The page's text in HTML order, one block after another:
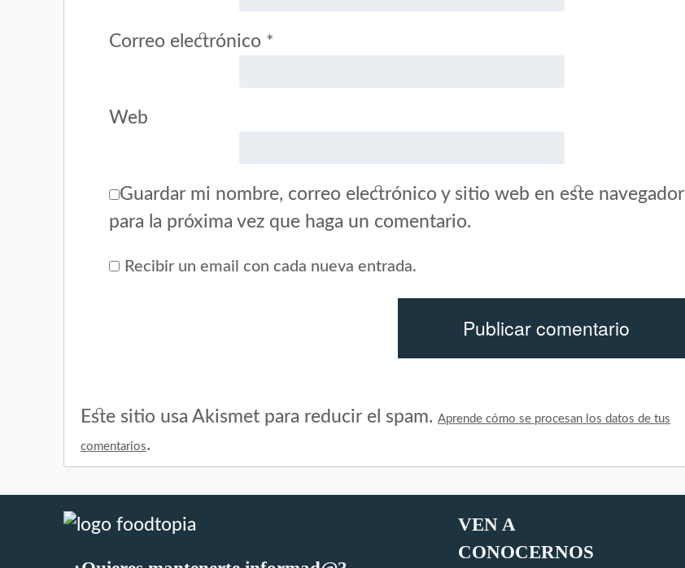
Correo electrónico *
Web
Guardar mi nombre, correo electrónico y sitio web en este navegador
para la próxima vez que haga un comentario.
Recibir un email con cada nueva entrada.
Este sitio usa Akismet para reducir el spam. Aprende cómo se procesan los datos de tus
comentarios.
VEN A
CONOCERNOS